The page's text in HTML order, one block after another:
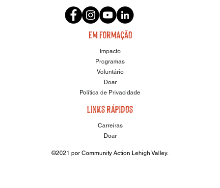
em formação
Impacto
Programas
Voluntário
Doar
Política de Privacidade
Links Rápidos
Carreiras
Doar
©2021 por Community Action Lehigh Valley.